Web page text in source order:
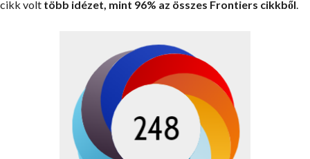
cikk volt több idézet, mint 96% az összes Frontiers cikkből.